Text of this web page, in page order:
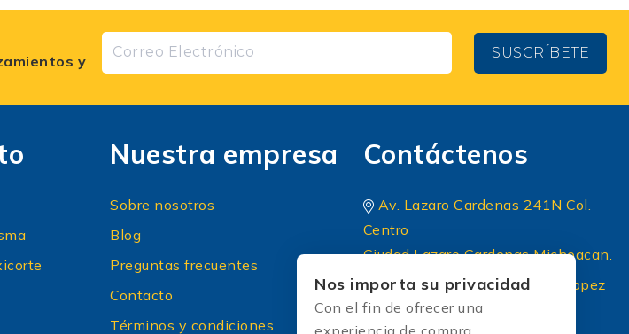
y
SUSCRÍBETE
Nuestra empresa
Sobre nosotros
Blog
Preguntas frecuentes
Contacto
Términos y condiciones
Contáctenos
Av. Lazaro Cardenas 241N Col.
Centro
Ciudad Lazaro Cardenas Michoacan.
Periferico Sur 8 A Principal lopez
portillo colonia: El briseño CP
Nos importa su privacidad
Con el fin de ofrecer una
experiencia de compra